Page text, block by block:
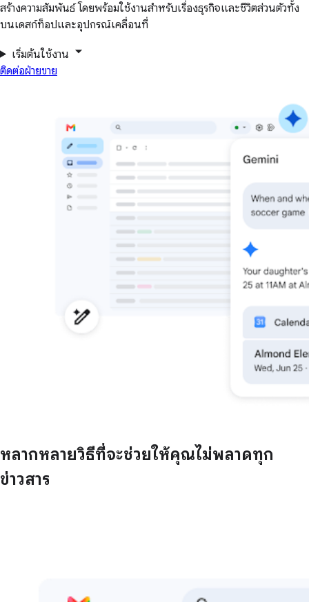
สร้างความสัมพันธ์ โดยพร้อมใช้งานสำหรับเรื่องธุรกิจและชีวิตส่วนตัวทั้ง
บนเดสก์ท็อปและอุปกรณ์เคลื่อนที่
เริ่มต้นใช้งาน
ติดต่อฝ่ายขาย
หลากหลายวิธีที่จะช่วยให้คุณไม่พลาดทุก
ข่าวสาร